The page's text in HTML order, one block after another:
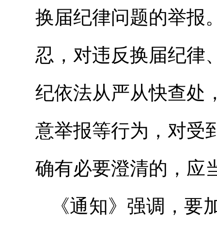
换届纪律问题的举报
忍，对违反换届纪律
纪依法从严从快查处
意举报等行为，对受
确有必要澄清的，应
《通知》强调，